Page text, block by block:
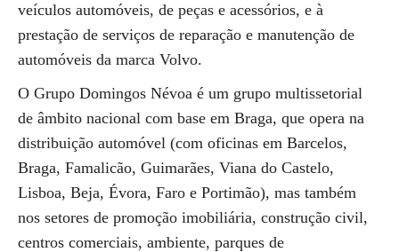
veículos automóveis, de peças e acessórios, e à
prestação de serviços de reparação e manutenção de
automóveis da marca Volvo.
O Grupo Domingos Névoa é um grupo multissetorial
de âmbito nacional com base em Braga, que opera na
distribuição automóvel (com oficinas em Barcelos,
Braga, Famalicão, Guimarães, Viana do Castelo,
Lisboa, Beja, Évora, Faro e Portimão), mas também
nos setores de promoção imobiliária, construção civil,
centros comerciais, ambiente, parques de